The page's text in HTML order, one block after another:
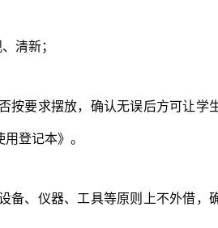
清新；
按要求摆放，确认无误后方可让学
登记本》。
备、仪器、工具等原则上不外借，